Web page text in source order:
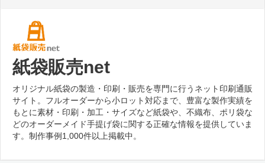
紙袋販売net
オリジナル紙袋の製造・印刷・販売を専門に行うネット印刷通販
サイト。フルオーダーから小ロット対応まで、豊富な製作実績を
もとに素材・印刷・加工・サイズなど紙袋や、不織布、ポリ袋な
どのオーダーメイド手提げ袋に関する正確な情報を提供していま
す。制作事例1,000件以上掲載中。